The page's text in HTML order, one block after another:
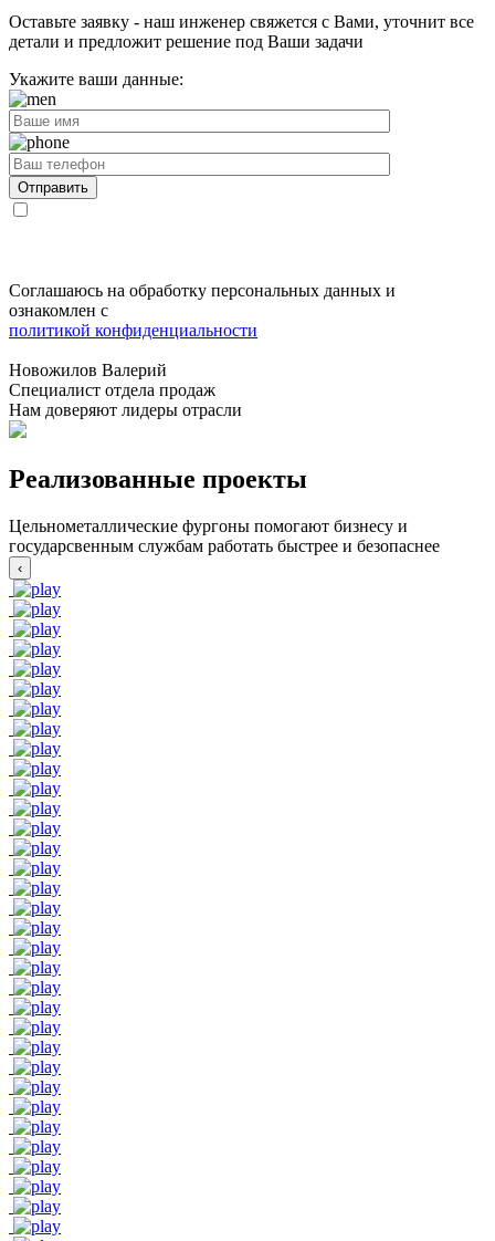
Оставьте заявку - наш инженер свяжется с Вами, уточнит все
детали и предложит решение под Ваши задачи
Укажите ваши данные:
Соглашаюсь на обработку персональных данных и
ознакомлен с
политикой конфиденциальности
Новожилов Валерий
Специалист отдела продаж
Нам доверяют лидеры отрасли
Реализованные проекты
Цельнометаллические фургоны помогают бизнесу и
государсвенным службам работать быстрее и безопаснее
‹